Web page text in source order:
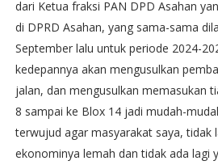
dari Ketua fraksi PAN DPD Asahan
di DPRD Asahan, yang sama-sama
September lalu untuk periode 2024-
kedepannya akan mengusulkan
jalan, dan mengusulkan memasukan
8 sampai ke Blox 14 jadi mudah-
terwujud agar masyarakat saya, tidak
ekonominya lemah dan tidak ada lagi